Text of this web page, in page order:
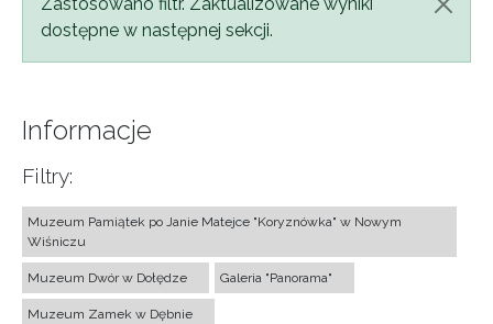
dostępne w następnej sekcji.
Informacje
Filtry:
Muzeum Pamiątek po Janie Matejce "Koryznówka" w Nowym
Wiśniczu
Muzeum Dwór w Dołędze Galeria "Panorama"
Muzeum Zamek w Dębnie